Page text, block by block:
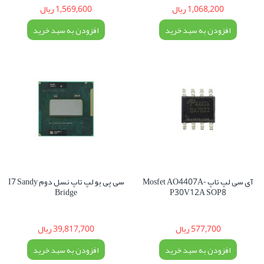
1,068,200 ریال
افزودن به سبد خرید
1,569,600 ریال
افزودن به سبد خرید
آی سی لپ تاپ Mosfet AO4407A-
P30V12A SOP8
577,700 ریال
افزودن به سبد خرید
سی پی یو لپ تاپ نسل دوم I7 Sandy
Bridge
39,817,700 ریال
افزودن به سبد خرید